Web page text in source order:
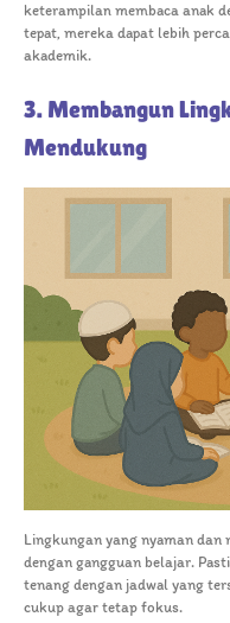
keterampilan membaca anak
tepat, mereka dapat lebih
akademik.
3. Membangun
Mendukung
Lingkungan yang nyaman
dengan gangguan belajar.
tenang dengan jadwal yang
cukup agar tetap fokus.